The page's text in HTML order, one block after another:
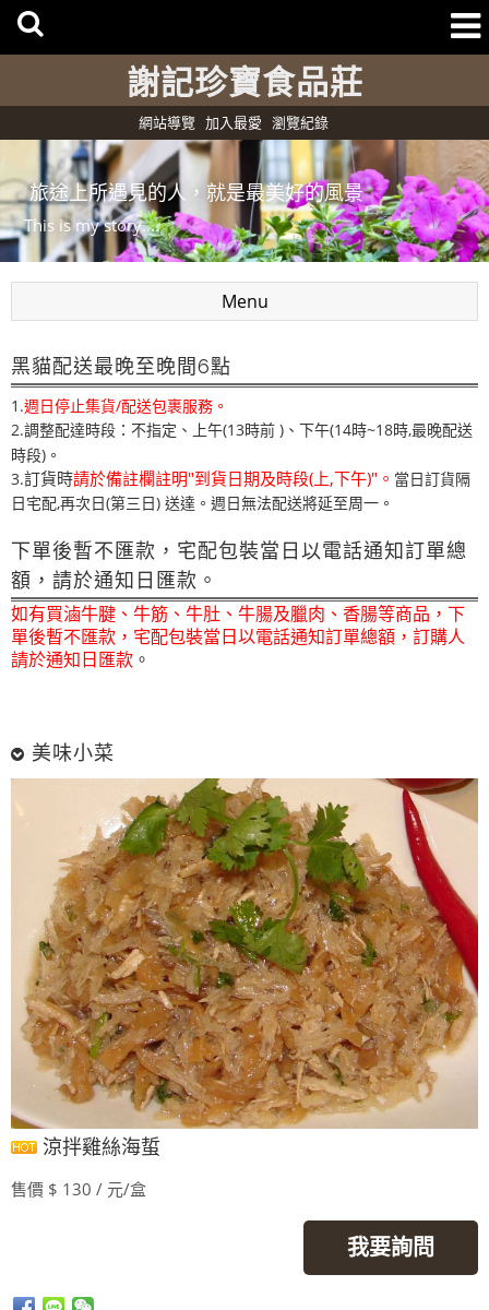
謝記珍寶食品莊
網站導覽 加入最愛 瀏覽紀錄
旅途上所遇見的人，就是最美好的風景
This is my story....
Menu
黑貓配送最晚至晚間6點
1.週日停止集貨/配送包裹服務。
2.調整配達時段：不指定、上午(13時前 ) 、 下午(14時~18時,最晚配送
時段)。
3.訂貨時請於備註欄註明"到貨日期及時段(上,下午)"。 當日訂貨隔
日宅配,再次日(第三日) 送達。週日無法配送將延至周一。
下單後暫不匯款，宅配包裝當日以電話通知訂單總
額，請於通知日匯款。
如有買滷牛腱、牛筋、牛肚、牛腸及臘肉、香腸等商品，下
單後暫不匯款，宅配包裝當日以電話通知訂單總額，訂購人
請於通知日匯款 。
美味小菜
涼拌雞絲海蜇
售價 $ 130 / 元/盒
我要詢問